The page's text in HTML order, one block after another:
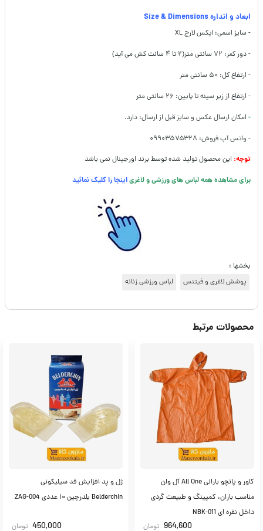
ابعاد و انداره Size & Dimensions
- سایز اسمی: ایکس لارج XL
- دور کمر: ۷۲ سانتی متر(۲ تا ۴ سانت کش می آید)
- ارتفاع کل: ۵۰ سانتی متر
- ارتفاع از زیر سینه تا پایین: ۲۶ سانتی متر
- امکان ارسال عکس و سایز قبل از ارسال: دارد.
- واتس آپ فروش: ۰۹۹۰۳۵۷۵۳۲۸
توجه: این محصول تولید شده توسط برند اورجینال نمی باشد
برای مشاهده همه لباس های ورزشی و لاغریاینجا را کلیک نمائید
بخشها :
پوشش لاغری و فیتنس
لباس ورزشی زنانه
محصولات مرتبط
کاور و پانچو بارانی All One آل وان
مناسب باران، کمپینگ و طبیعت گردی
داخل نقره ای NBK-011
964,600 تومان
ژل و پد افزایش قد سیلیکونی
Belderchin بلدرچین ۱۰ عددی ZAG-004
450,000 تومان